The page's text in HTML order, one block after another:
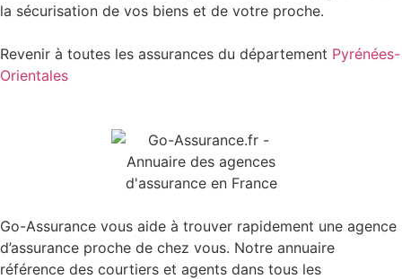
la sécurisation de vos biens et de votre proche.
Revenir à toutes les assurances du département Pyrénées-
Orientales
Go-Assurance vous aide à trouver rapidement une agence
d’assurance proche de chez vous. Notre annuaire
référence des courtiers et agents dans tous les